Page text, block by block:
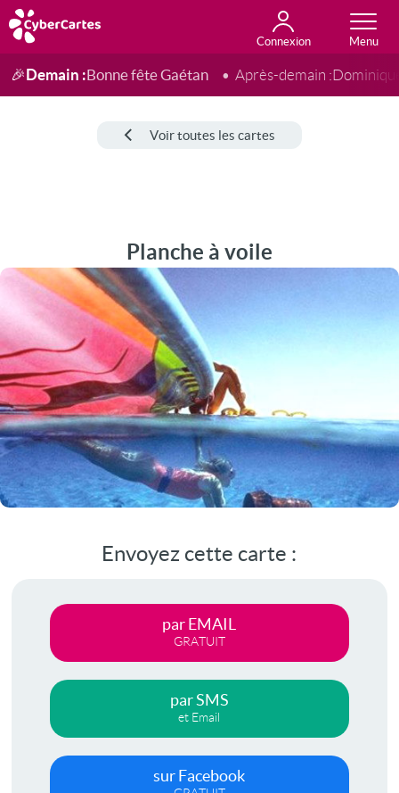
Connexion
Anniversaire
Fête du jour
Amour
Amitié
Merci
Toutes les cartes
🎉Demain :Bonne fête Gaétan Après-demain :
Voir toutes les cartes
Planche à voile
Envoyez cette carte :
par EMAIL
GRATUIT
par SMS
et Email
sur Facebook